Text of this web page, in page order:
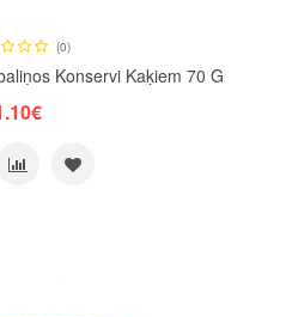
(0)
Konservi Kaķiem 70 G